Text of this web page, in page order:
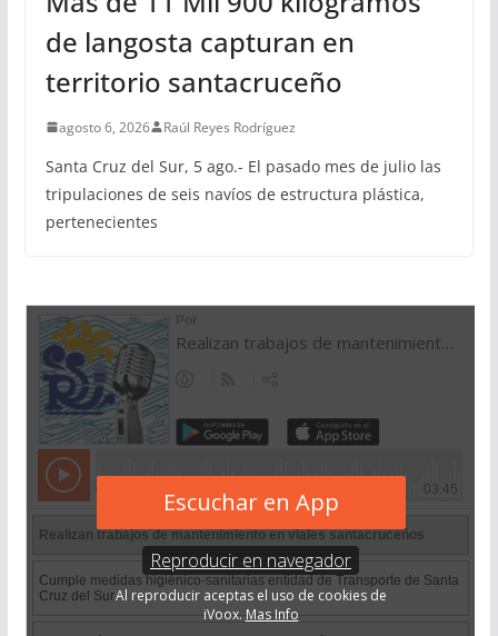
de langosta capturan en
territorio santacruceño
agosto 6, 2026 Raúl Reyes Rodríguez
Santa Cruz del Sur, 5 ago.- El pasado mes de julio las
tripulaciones de seis navíos de estructura plástica,
pertenecientes